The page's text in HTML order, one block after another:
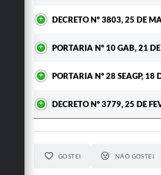
DECRETO Nº 3803, 25 DE
PORTARIA Nº 10 GAB, 21
PORTARIA Nº 28 SEAGP, 18
DECRETO Nº 3779, 25 DE
GOSTEI NÃO GOSTEI